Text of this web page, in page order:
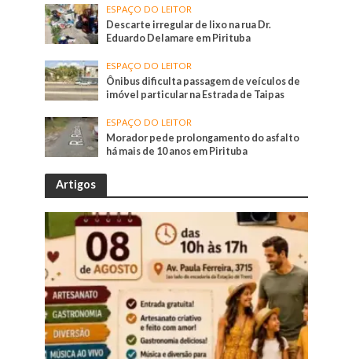
ESPAÇO DO LEITOR
Descarte irregular de lixo na rua Dr.
Eduardo Delamare em Pirituba
ESPAÇO DO LEITOR
Ônibus dificulta passagem de veículos de
imóvel particular na Estrada de Taipas
ESPAÇO DO LEITOR
Morador pede prolongamento do asfalto
há mais de 10 anos em Pirituba
Artigos